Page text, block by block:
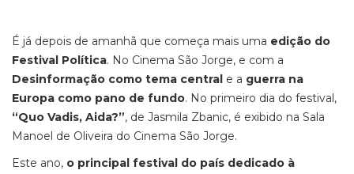
É já depois de amanhã que começa mais uma edição do
Festival Política. No Cinema São Jorge, e com a
Desinformação como tema central e a guerra na
Europa como pano de fundo. No primeiro dia do festival,
“Quo Vadis, Aida?”, de Jasmila Zbanic, é exibido na Sala
Manoel de Oliveira do Cinema São Jorge.
Este ano, o principal festival do país dedicado à